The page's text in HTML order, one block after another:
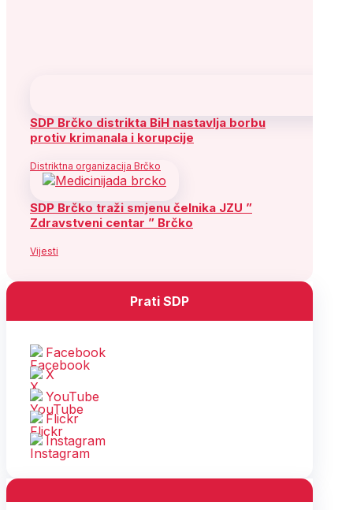
SDP Brčko distrikta BiH nastavlja borbu
protiv krimanala i korupcije
Distriktna organizacija Brčko
SDP Brčko traži smjenu čelnika JZU ”
Zdravstveni centar ” Brčko
Vijesti
Prati SDP
Facebook
X
YouTube
Flickr
Instagram